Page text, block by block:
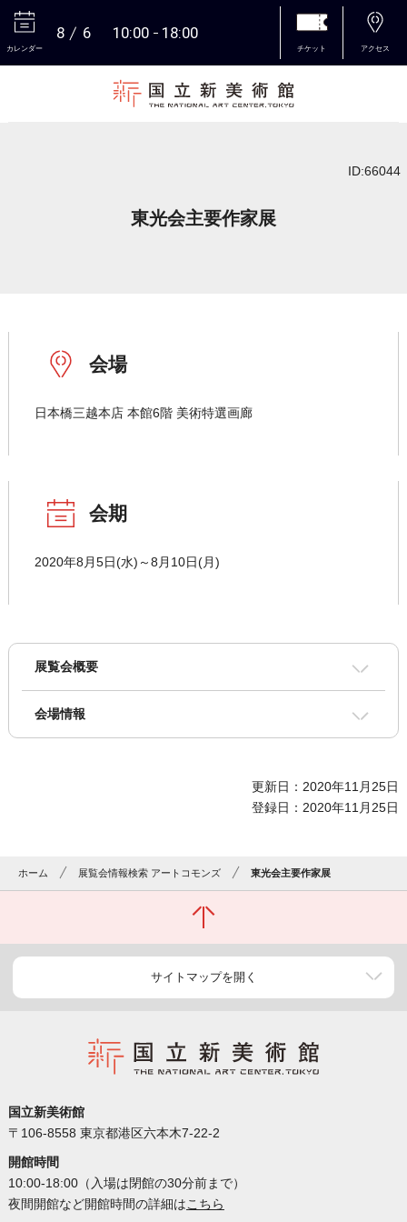
カレンダー
8 6 10:00 18:00
チケット アクセス
ID:66044
東光会主要作家展
会場
日本橋三越本店 本館6階 美術特選画廊
会期
2020年8月5日(水)～8月10日(月)
展覧会概要
会場情報
更新日：2020年11月25日
登録日：2020年11月25日
ホーム 展覧会情報検索 アートコモンズ 東光会主要作家展
サイトマップを開く
国立新美術館
〒106-8558 東京都港区六本木7-22-2
開館時間
10:00-18:00（入場は閉館の30分前まで）
夜間開館など開館時間の詳細はこちら